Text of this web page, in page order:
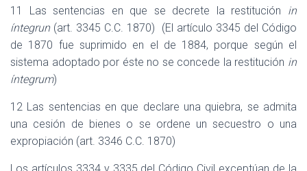
11 Las sentencias en que se decrete la restitución in
íntegrun(art. 3345 C.C. 1870)
(El artículo 3345 del Código
de 1870 fue suprimido en el de 1884, porque según el
sistema adoptado por éste no se concede la restitución in
íntegrum)
12 Las sentencias en que declare una quiebra, se admita
una cesión de bienes o se ordene un secuestro o una
expropiación (art. 3346 C.C. 1870)